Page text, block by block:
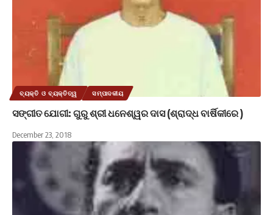
ବ୍ୟକ୍ତି ଓ ବ୍ୟକ୍ତିତ୍ୱ ସମ୍ପାଦକୀୟ
ସଙ୍ଗୀତ ଯୋଗୀ: ଗୁରୁ ଶ୍ରୀ ଧନେଶ୍ୱର ଦାସ (ଶ୍ରାଦ୍ଧ ବାର୍ଷିକୀରେ )
December 23, 2018